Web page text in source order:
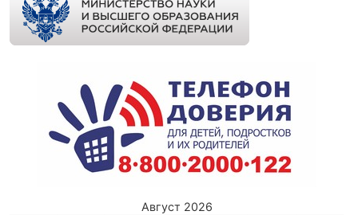
Август 2026